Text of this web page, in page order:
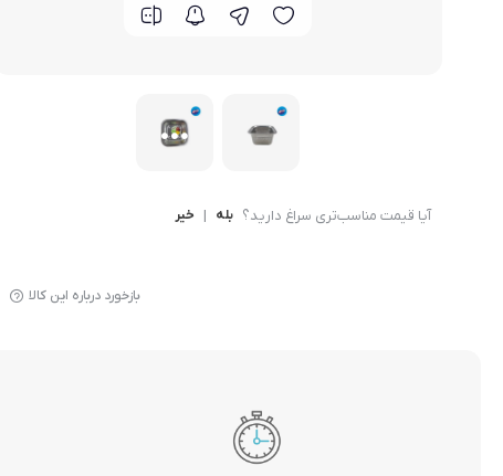
آیا قیمت مناسب‌تری سراغ دارید؟ بله | خیر
بازخورد درباره این کالا